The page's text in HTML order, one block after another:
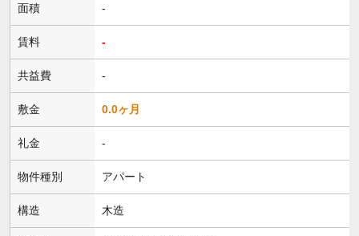
面積 -
賃料 -
共益費 -
敷金 0.0ヶ月
礼金 -
物件種別 アパート
構造 木造